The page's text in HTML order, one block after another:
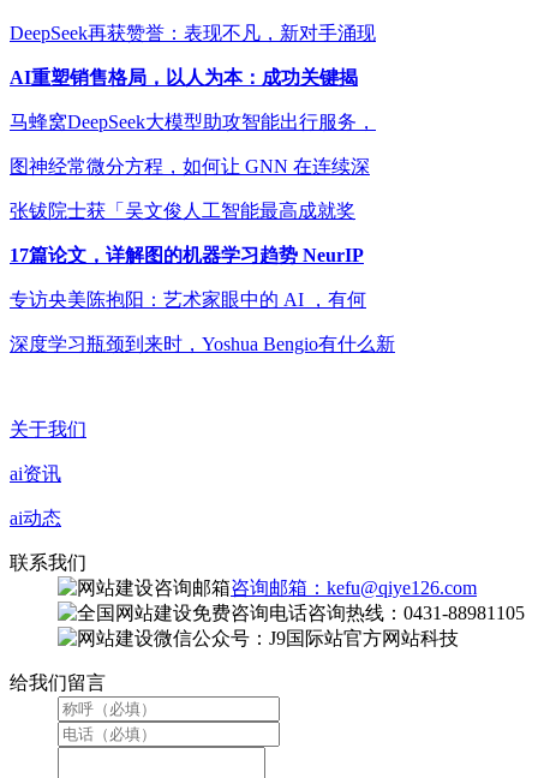
DeepSeek再获赞誉：表现不凡，新对手涌现
AI重塑销售格局，以人为本：成功关键揭
马蜂窝DeepSeek大模型助攻智能出行服务，
图神经常微分方程，如何让 GNN 在连续深
张钹院士获「吴文俊人工智能最高成就奖
17篇论文，详解图的机器学习趋势 NeurIP
专访央美陈抱阳：艺术家眼中的 AI ，有何
深度学习瓶颈到来时，Yoshua Bengio有什么新
关于我们
ai资讯
ai动态
联系我们
咨询邮箱：kefu@qiye126.com
咨询热线：0431-88981105
微信公众号：J9国际站官方网站科技
给我们留言